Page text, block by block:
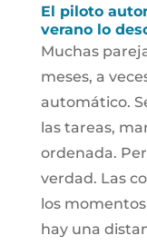
El piloto
verano lo
Muchas
meses, a
automático.
las tareas,
ordenada.
verdad. Las
los
hay una